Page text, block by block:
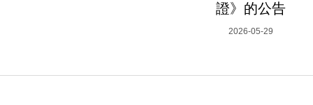
證》的公告
2026-05-29